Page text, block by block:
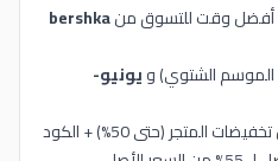
أفضل وقت للتسوق منbershka
الموسم الشتوي) ويونيو-
في هذه الفترات، تقدرين تدمجين تخفيضات المتجر (حتى 50%) + الكود